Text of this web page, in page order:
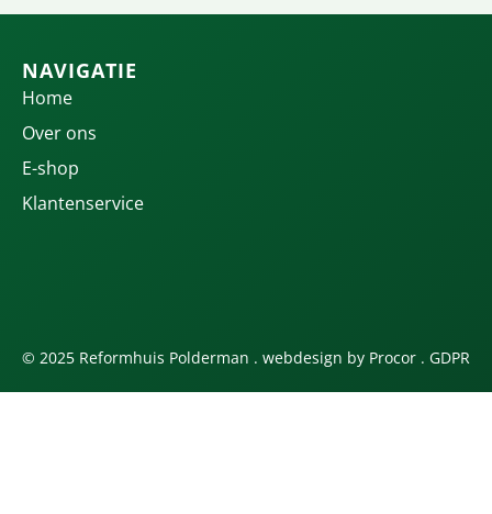
NAVIGATIE
Home
Over ons
E-shop
Klantenservice
© 2025 Reformhuis Polderman . webdesign by Procor . GDPR